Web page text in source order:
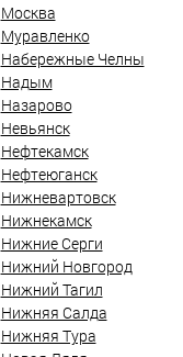
Москва
Муравленко
Набережные Челны
Надым
Назарово
Невьянск
Нефтекамск
Нефтеюганск
Нижневартовск
Нижнекамск
Нижние Серги
Нижний Новгород
Нижний Тагил
Нижняя Салда
Нижняя Тура